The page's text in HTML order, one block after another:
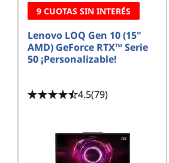
s
t
u
i
a
n
t
n
n
9 CUOTAS SIN INTERÉS
Lenovo LOQ Gen 10 (15"
AMD) GeForce RTX™ Serie
50 ¡Personalizable!
4.5(79)